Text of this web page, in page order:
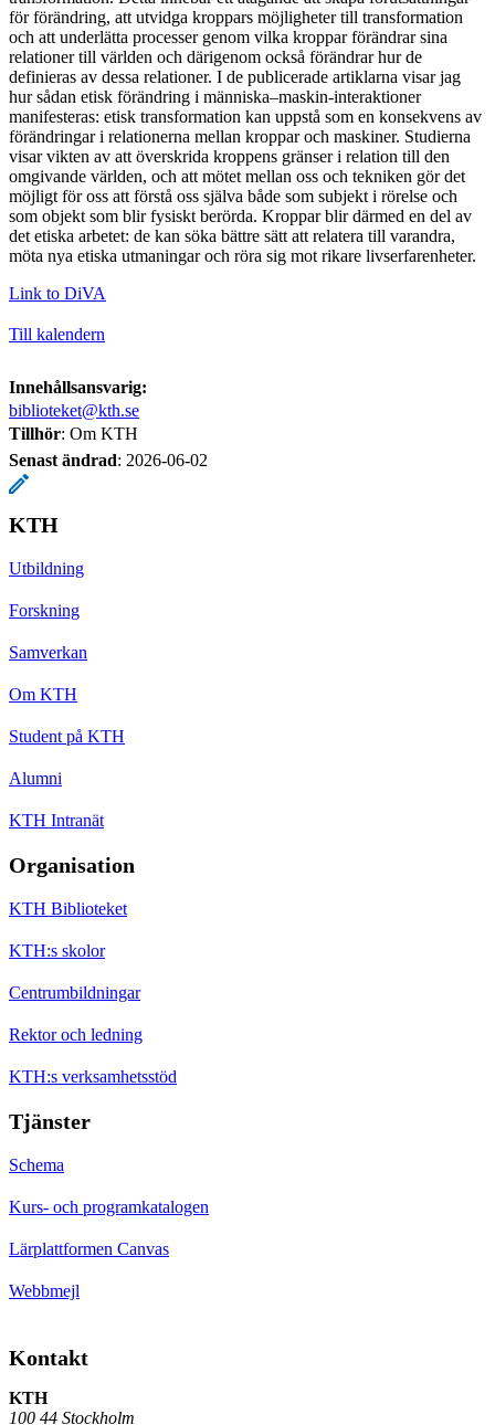
för förändring, att utvidga kroppars möjligheter till transformation
och att underlätta processer genom vilka kroppar förändrar sina
relationer till världen och därigenom också förändrar hur de
definieras av dessa relationer. I de publicerade artiklarna visar jag
hur sådan etisk förändring i människa–maskin-interaktioner
manifesteras: etisk transformation kan uppstå som en konsekvens av
förändringar i relationerna mellan kroppar och maskiner. Studierna
visar vikten av att överskrida kroppens gränser i relation till den
omgivande världen, och att mötet mellan oss och tekniken gör det
möjligt för oss att förstå oss själva både som subjekt i rörelse och
som objekt som blir fysiskt berörda. Kroppar blir därmed en del av
det etiska arbetet: de kan söka bättre sätt att relatera till varandra,
möta nya etiska utmaningar och röra sig mot rikare livserfarenheter.
Link to DiVA
Till kalendern
Innehållsansvarig:
biblioteket@kth.se
Tillhör: Om KTH
Senast ändrad: 2026-06-02
KTH
Utbildning
Forskning
Samverkan
Om KTH
Student på KTH
Alumni
KTH Intranät
Organisation
KTH Biblioteket
KTH:s skolor
Centrumbildningar
Rektor och ledning
KTH:s verksamhetsstöd
Tjänster
Schema
Kurs- och programkatalogen
Lärplattformen Canvas
Webbmejl
Kontakt
KTH
100 44 Stockholm